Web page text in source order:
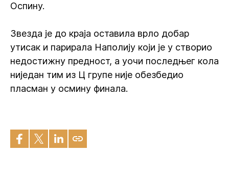
Оспину.
Звезда је до краја оставила врло добар
утисак и парирала Наполију који је у створио
недостижну предност, а уочи последњег кола
ниједан тим из Ц групе није обезбедио
пласман у осмину финала.